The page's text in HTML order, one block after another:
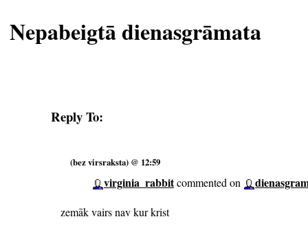
Nepabeigtā dienasgrāmata
Reply To:
(bez virsraksta) @ 12:59
virginia_rabbitcommented on
zemāk vairs nav kur krist